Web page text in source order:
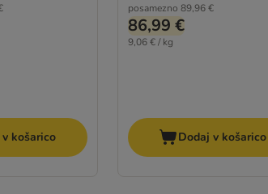
košarico
posamezno 89,96 €
86,99 €
9,06 € / kg
Dodaj v košarico